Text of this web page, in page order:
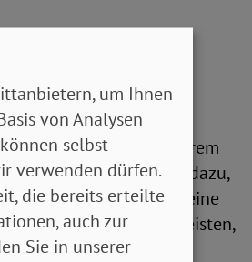
Christian
enthält unter anderem
Das führt im Ergebnis dazu,
vom Bund überhaupt keine
zu gewährleisten,
Versicherte und
um Ihnen
von Analysen
selbst
verwenden dürfen.
die bereits erteilte
auch zur
Sie in unserer